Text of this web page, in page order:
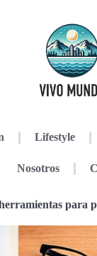
Lifestyle
Nosotros
para